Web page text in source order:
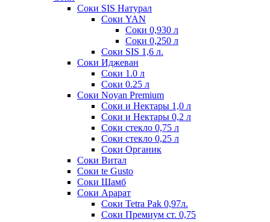
Соки SIS Натурал
Соки YAN
Соки 0,930 л
Соки 0,250 л
Соки SIS 1,6 л.
Соки Иджеван
Соки 1.0 л
Соки 0.25 л
Соки Noyan Premium
Соки и Нектары 1,0 л
Соки и Нектары 0,2 л
Соки стекло 0,75 л
Соки стекло 0,25 л
Соки Органик
Соки Витал
Соки te Gusto
Соки Шамб
Соки Арарат
Соки Tetra Pak 0,97л.
Соки Премиум ст. 0,75